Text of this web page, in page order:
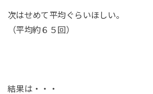
次はせめて平均ぐらいほしい。
（平均約６５回）
結果は・・・